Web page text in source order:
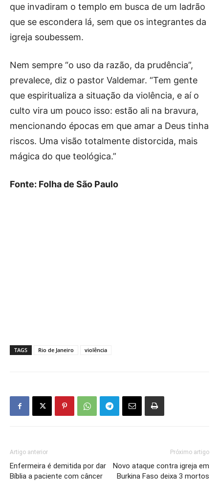
que invadiram o templo em busca de um ladrão
que se escondera lá, sem que os integrantes da
igreja soubessem.
Nem sempre “o uso da razão, da prudência”,
prevalece, diz o pastor Valdemar. “Tem gente
que espiritualiza a situação da violência, e aí o
culto vira um pouco isso: estão ali na bravura,
mencionando épocas em que amar a Deus tinha
riscos. Uma visão totalmente distorcida, mais
mágica do que teológica.”
Fonte: Folha de São Paulo
TAGS Rio de Janeiro violência
Artigo anterior
Enfermeira é demitida por dar
Bíblia a paciente com câncer
Próximo artigo
Novo ataque contra igreja em
Burkina Faso deixa 3 mortos